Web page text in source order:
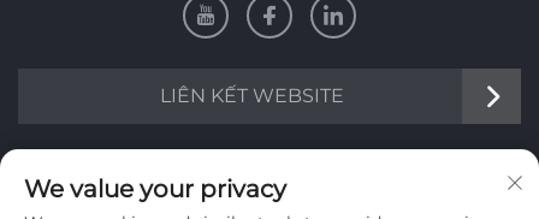
LIÊN KẾT WEBSITE
Thông tin
We value your privacy